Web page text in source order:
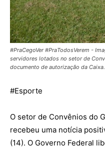
#PraCegoVer #PraTodosVerem -
servidores lotados no setor de
documento de autorização da Caixa.
#Esporte
O setor de Convênios do
recebeu uma notícia
(14). O Governo Federal